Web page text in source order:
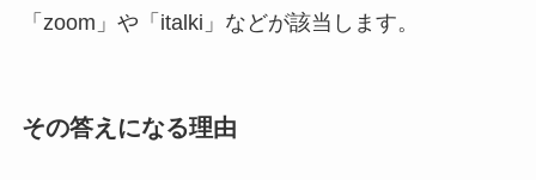
「zoom」や「italki」などが該当します。
その答えになる理由